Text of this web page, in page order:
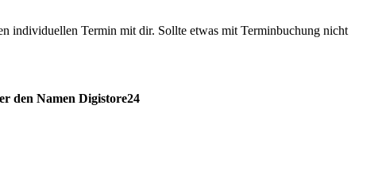
individuellen Termin mit dir. Sollte etwas mit Terminbuchung nicht
den Namen Digistore24